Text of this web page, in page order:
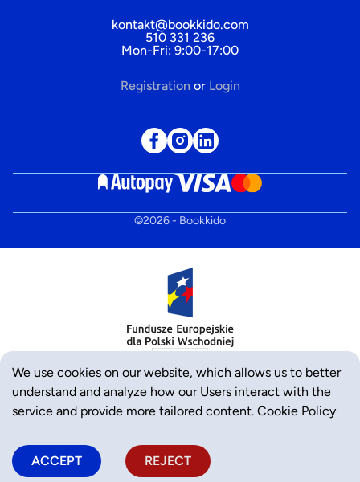
kontakt@bookkido.com
510 331 236
Mon-Fri: 9:00-17:00
Registration or Login
©2026- Bookkido
We use cookies on our website, which allows us to better
understand and analyze how our Users interact with the
service and provide more tailored content. Cookie Policy
ACCEPT REJECT